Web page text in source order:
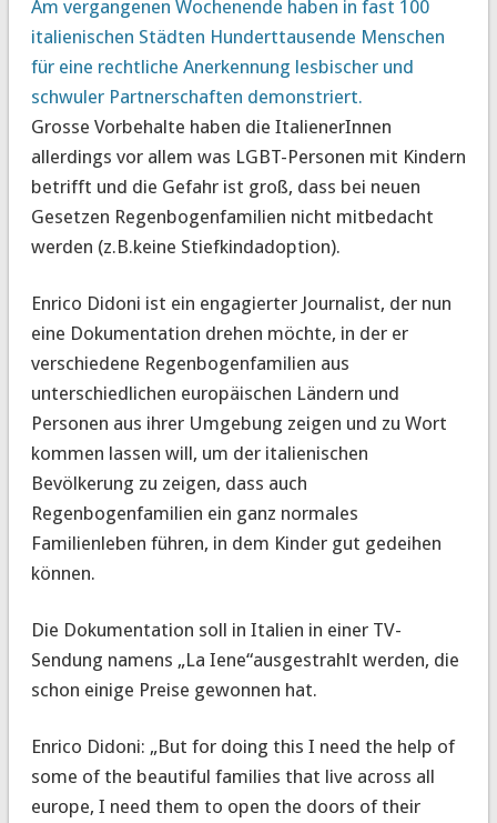
Am vergangenen Wochenende haben in fast 100
italienischen Städten Hunderttausende Menschen
für eine rechtliche Anerkennung lesbischer und
schwuler Partnerschaften demonstriert.
Grosse Vorbehalte haben die ItalienerInnen
allerdings vor allem was LGBT-Personen mit Kindern
betrifft und die Gefahr ist groß, dass bei neuen
Gesetzen Regenbogenfamilien nicht mitbedacht
werden (z.B.keine Stiefkindadoption).
Enrico Didoni ist ein engagierter Journalist, der nun
eine Dokumentation drehen möchte, in der er
verschiedene Regenbogenfamilien aus
unterschiedlichen europäischen Ländern und
Personen aus ihrer Umgebung zeigen und zu Wort
kommen lassen will, um der italienischen
Bevölkerung zu zeigen, dass auch
Regenbogenfamilien ein ganz normales
Familienleben führen, in dem Kinder gut gedeihen
können.
Die Dokumentation soll in Italien in einer TV-
Sendung namens „La Iene“ausgestrahlt werden, die
schon einige Preise gewonnen hat.
Enrico Didoni: „But for doing this I need the help of
some of the beautiful families that live across all
europe, I need them to open the doors of their